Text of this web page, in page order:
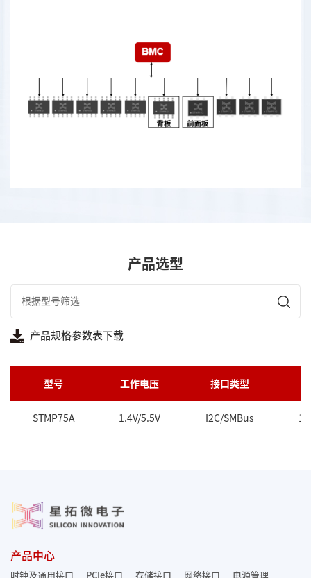
产品选型
产品规格参数表下载
型号 工作电压 接口类型
STMP75A 1.4V/5.5V I2C/SMBus 1
产品中心
时钟及通用接口 PCIe接口 存储接口 网络接口 电源管理